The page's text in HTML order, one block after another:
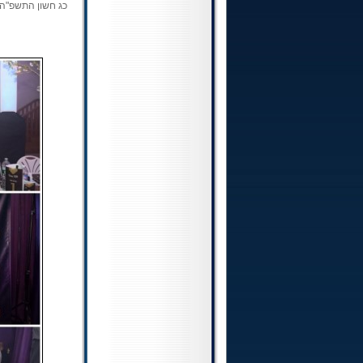
כג חשון התשפ"ה